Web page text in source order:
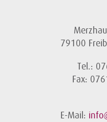
79100
Tel.:
Fax:
E-Mail: